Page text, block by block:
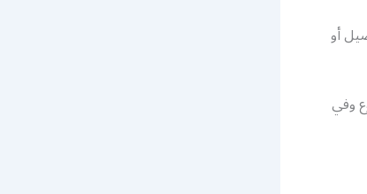
أو
ايام الاسبوع وفي